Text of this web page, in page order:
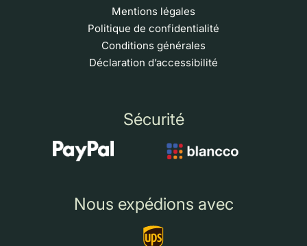
Mentions légales
Politique de confidentialité
Conditions générales
Déclaration d’accessibilité
Sécurité
Nous expédions avec